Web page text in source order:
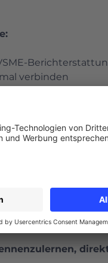
verbinden
Zeit sparen
Check,
etc.
heute bei
Schritt-für-Schritt
eine
vertrauensvoll